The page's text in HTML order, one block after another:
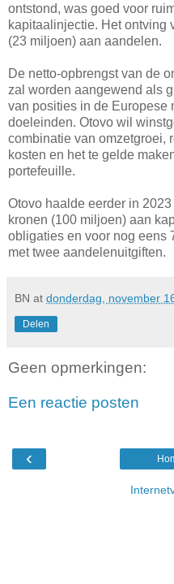
ontstond, was goed voor
kapitaalinjectie. Het ontving
(23 miljoen) aan aandelen.
De netto-opbrengst van de
zal worden aangewend als
van posities in de Europese
doeleinden. Otovo wil
combinatie van omzetgroei,
kosten en het te gelde
portefeuille.
Otovo haalde eerder in
kronen (100 miljoen) aan
obligaties en voor nog eens
met twee aandelenuitgiften.
BN at donderdag, november
Delen
Geen opmerkingen:
Een reactie posten
‹